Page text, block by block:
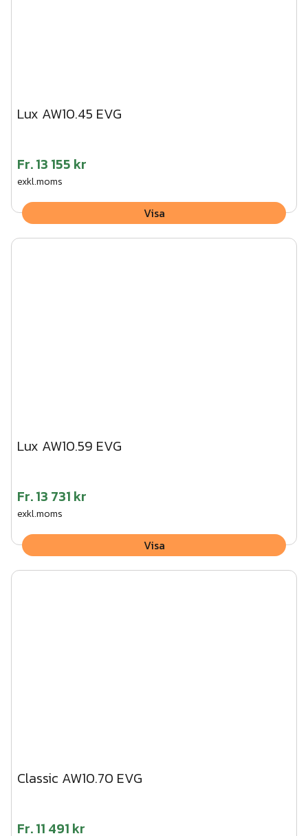
Lux AW10.45 EVG
Fr.13 155 kr
exkl.moms
Visa
Lux AW10.59 EVG
Fr.13 731 kr
exkl.moms
Visa
Classic AW10.70 EVG
Fr.11 491 kr